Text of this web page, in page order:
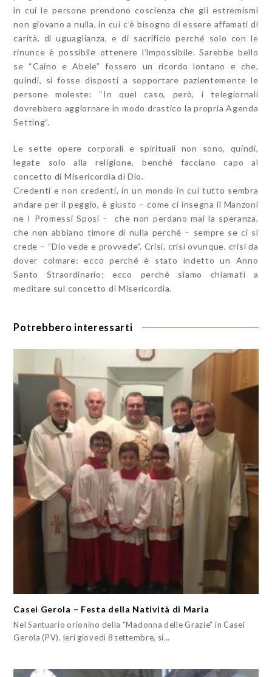
in cui le persone prendono coscienza che gli estremismi
non giovano a nulla, in cui c’è bisogno di essere affamati di
carità, di uguaglianza, e di sacrificio perché solo con le
rinunce è possibile ottenere l’impossibile. Sarebbe bello
se “Caino e Abele” fossero un ricordo lontano e che,
quindi, si fosse disposti a sopportare pazientemente le
persone moleste: “In quel caso, però, i telegiornali
dovrebbero aggiornare in modo drastico la propria Agenda
Setting”.
Le sette opere corporali e spirituali non sono, quindi,
legate solo alla religione, benché facciano capo al
concetto di Misericordia di Dio.
Credenti e non credenti, in un mondo in cui tutto sembra
andare per il peggio, è giusto – come ci insegna il Manzoni
ne I Promessi Sposi – che non perdano mai la speranza,
che non abbiano timore di nulla perché – sempre se ci si
crede – “Dio vede e provvede”. Crisi, crisi ovunque, crisi da
dover colmare: ecco perché è stato indetto un Anno
Santo Straordinario; ecco perché siamo chiamati a
meditare sul concetto di Misericordia.
Potrebbero interessarti
Casei Gerola – Festa della Natività di Maria
Nel Santuario orionino della “Madonna delle Grazie” in Casei
Gerola (PV), ieri giovedì 8 settembre, si…